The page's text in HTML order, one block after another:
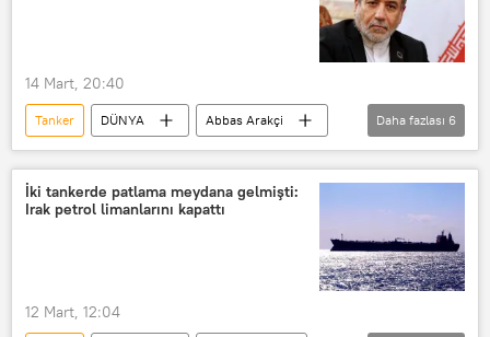
14 Mart, 20:40
Tanker DÜNYA
Abbas Arakçi
İran
Hürmüz Boğazı
ABD
İsrail
Gemi Donald Trump
Daha fazlası 6
İki tankerde patlama meydana gelmişti:
Irak petrol limanlarını kapattı
12 Mart, 12:04